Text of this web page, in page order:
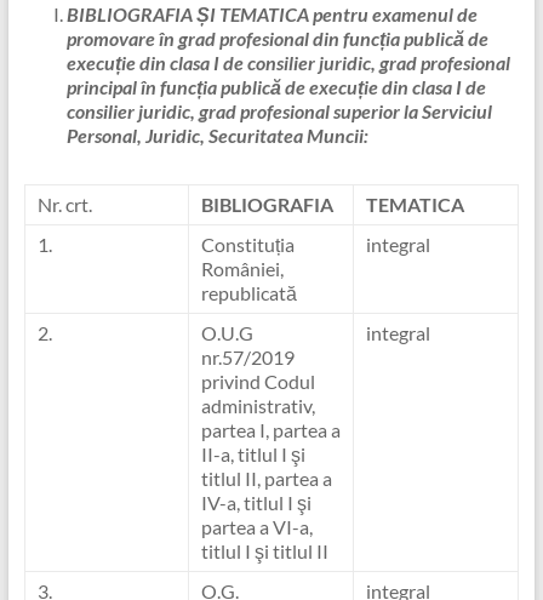
BIBLIOGRAFIA ȘI TEMATICApentru examenul de
promovare în grad profesional din funcția publică de
execuție din clasa I de consilier juridic, grad profesional
principal în funcția publică de execuție din clasa I de
consilier juridic, grad profesional superior la Serviciul
Personal, Juridic, Securitatea Muncii:
Nr. crt. BIBLIOGRAFIA
TEMATICA
1.
Constituția
României,
republicată
integral
2.
O.U.G
nr.57/2019
privind Codul
administrativ,
partea I, partea a
II-a, titlul I şi
titlul II, partea a
IV-a, titlul I şi
partea a VI-a,
titlul I şi titlul II
integral
3.
O.G.
integral